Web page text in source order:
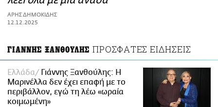
ΑΜΠΑ
PRINT
ΑΡΗΣ ΔΗΜΟΚΙΔΗΣ
12.12.2025
ΓΙΑΝΝΗΣ ΞΑΝΘΟΥΛΗΣ ΠΡΟΣΦΑΤΕΣ ΕΙΔΗΣΕΙΣ
Ελλάδα
Γιάννης Ξανθούλης: Η
Μαρινέλλα δεν έχει επαφή με το
περιβάλλον, εγώ τη λέω «ωραία
κοιμωμένη»